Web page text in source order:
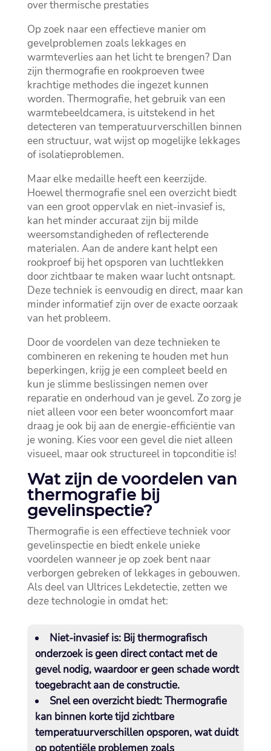
over thermische prestaties
Op zoek naar een effectieve manier om
gevelproblemen zoals lekkages en
warmteverlies aan het licht te brengen? Dan
zijn thermografie en rookproeven twee
krachtige methodes die ingezet kunnen
worden.​ Thermografie, het gebruik van een
warmtebeeldcamera, is uitstekend in het
detecteren van temperatuurverschillen binnen
een structuur, wat wijst op mogelijke lekkages
of isolatieproblemen.​
Maar elke medaille heeft een keerzijde.​
Hoewel thermografie snel een overzicht biedt
van een groot oppervlak en niet-invasief is,
kan het minder accuraat zijn bij milde
weersomstandigheden of reflecterende
materialen.​ Aan de andere kant helpt een
rookproef bij het opsporen van luchtlekken
door zichtbaar te maken waar lucht ontsnapt.​
Deze techniek is eenvoudig en direct, maar kan
minder informatief zijn over de exacte oorzaak
van het probleem.​
Door de voordelen van deze technieken te
combineren en rekening te houden met hun
beperkingen, krijg je een compleet beeld en
kun je slimme beslissingen nemen over
reparatie en onderhoud van je gevel.​ Zo zorg je
niet alleen voor een beter wooncomfort maar
draag je ook bij aan de energie-efficiëntie van
je woning.​ Kies voor een gevel die niet alleen
visueel, maar ook structureel in topconditie is!
Wat zijn de voordelen van
thermografie bij
gevelinspectie?
Thermografie is een effectieve techniek voor
gevelinspectie en biedt enkele unieke
voordelen wanneer je op zoek bent naar
verborgen gebreken of lekkages in gebouwen.​
Als deel van Ultrices Lekdetectie, zetten we
deze technologie in omdat het:
Niet-invasief is:Bij thermografisch
onderzoek is geen direct contact met de
gevel nodig, waardoor er geen schade wordt
toegebracht aan de constructie.​
Snel een overzicht biedt:Thermografie
kan binnen korte tijd zichtbare
temperatuurverschillen opsporen, wat duidt